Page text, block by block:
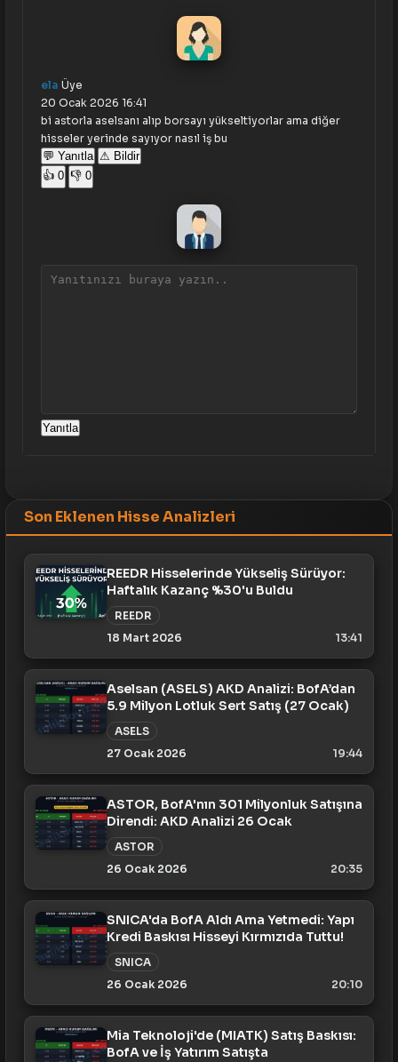
ela Üye
20 Ocak 2026 16:41
bi astorla aselsanı alıp borsayı yükseltiyorlar ama diğer
hisseler yerinde sayıyor nasıl iş bu
💬 Yanıtla ⚠ Bildir
👍 0 👎 0
Yanıtla
Son Eklenen Hisse Analizleri
REEDR Hisselerinde Yükseliş Sürüyor:
Haftalık Kazanç %30'u Buldu
REEDR
18 Mart 2026
13:41
Aselsan (ASELS) AKD Analizi: BofA’dan
5.9 Milyon Lotluk Sert Satış (27 Ocak)
ASELS
27 Ocak 2026
19:44
ASTOR, BofA'nın 301 Milyonluk Satışına
Direndi: AKD Analizi 26 Ocak
ASTOR
26 Ocak 2026
20:35
SNICA'da BofA Aldı Ama Yetmedi: Yapı
Kredi Baskısı Hisseyi Kırmızıda Tuttu!
SNICA
26 Ocak 2026
20:10
Mia Teknoloji'de (MIATK) Satış Baskısı:
BofA ve İş Yatırım Satışta